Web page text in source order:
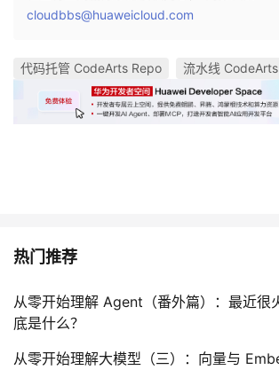
cloudbbs@huaweicloud.com
代码托管 CodeArts Repo 流水线
热门推荐
从零开始理解 Agent（番外篇）：最近很
底是什么？
从零开始理解大模型（三）：向量与